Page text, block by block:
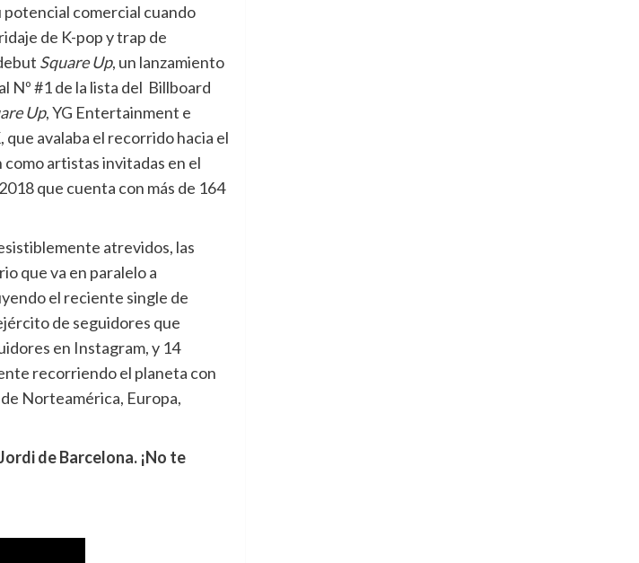
potencial comercial cuando
de K-pop y trap de
Square Up, un lanzamiento
Nº #1 de la lista del Billboard
Up, YG Entertainment e
avalaba el recorrido hacia el
artistas invitadas en el
que cuenta con más de 164
atrevidos, las
que va en paralelo a
el reciente single de
de seguidores que
en Instagram, y 14
recorriendo el planeta con
Norteamérica, Europa,
de Barcelona. ¡No te